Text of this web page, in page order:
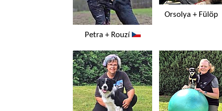
Petra + Rouzí
Orsolya +